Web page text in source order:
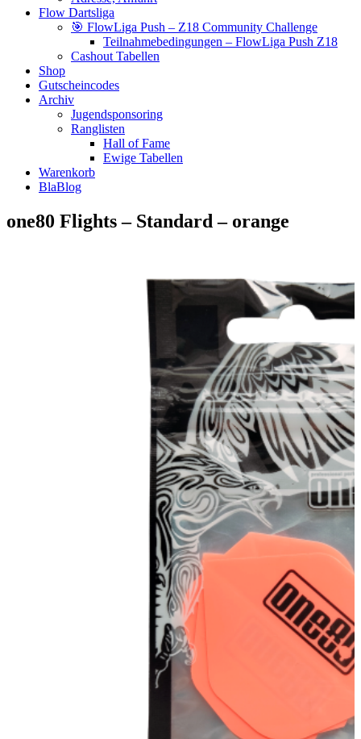
Flow Dartsliga
🎯 FlowLiga Push – Z18 Community Challenge
Teilnahmebedingungen – FlowLiga Push Z18
Cashout Tabellen
Shop
Gutscheincodes
Archiv
Jugendsponsoring
Ranglisten
Hall of Fame
Ewige Tabellen
Warenkorb
BlaBlog
one80 Flights – Standard – orange